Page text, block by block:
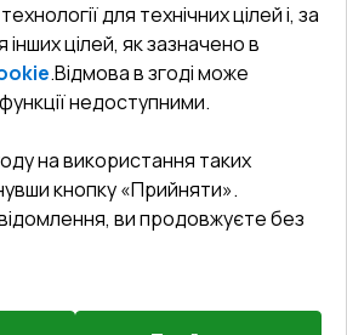
вікнавул. Келецька 60 кв. 61
для технічних цілей і, за
цілей, як зазначено в
.Відмова в згоді може
недоступними.
на використання таких
кнопку «Прийняти».
ви продовжуєте без